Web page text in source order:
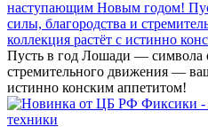
наступающим Новым годом!
силы, благородства и
коллекция растёт с истинно
Пусть в год Лошади — символа
стремительного движения —
истинно конским аппетитом!